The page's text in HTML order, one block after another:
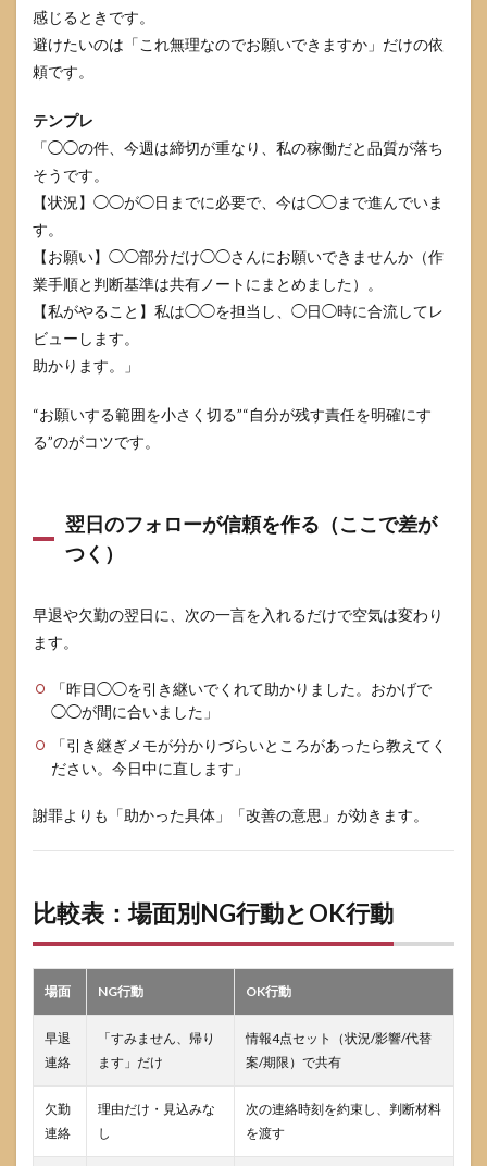
感じるときです。
避けたいのは「これ無理なのでお願いできますか」だけの依
頼です。
テンプレ
「◯◯の件、今週は締切が重なり、私の稼働だと品質が落ち
そうです。
【状況】◯◯が◯日までに必要で、今は◯◯まで進んでいま
す。
【お願い】◯◯部分だけ◯◯さんにお願いできませんか（作
業手順と判断基準は共有ノートにまとめました）。
【私がやること】私は◯◯を担当し、◯日◯時に合流してレ
ビューします。
助かります。」
“お願いする範囲を小さく切る”“自分が残す責任を明確にす
る”のがコツです。
翌日のフォローが信頼を作る（ここで差が
つく）
早退や欠勤の翌日に、次の一言を入れるだけで空気は変わり
ます。
「昨日◯◯を引き継いでくれて助かりました。おかげで
◯◯が間に合いました」
「引き継ぎメモが分かりづらいところがあったら教えてく
ださい。今日中に直します」
謝罪よりも「助かった具体」「改善の意思」が効きます。
比較表：場面別NG行動とOK行動
場面 NG行動 OK行動
早退
連絡
「すみません、帰り
ます」だけ
情報4点セット（状況/影響/代替
案/期限）で共有
欠勤
連絡
理由だけ・見込みな
し
次の連絡時刻を約束し、判断材料
を渡す